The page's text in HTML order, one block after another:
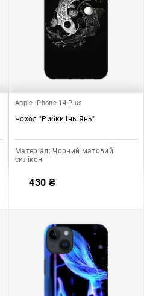
Apple iPhone 14 Plus
Чохол "Рибки Інь Янь"
Матеріал: Чорний матовий
силікон
430 ₴